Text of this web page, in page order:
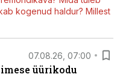
kogenud haldur? Millest
07.08.26, 07:00
üürikodu